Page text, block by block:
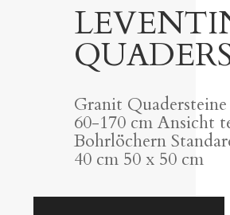
Granit
60-170 cm Ansicht
Bohrlöchern
40 cm 50 x 50 cm